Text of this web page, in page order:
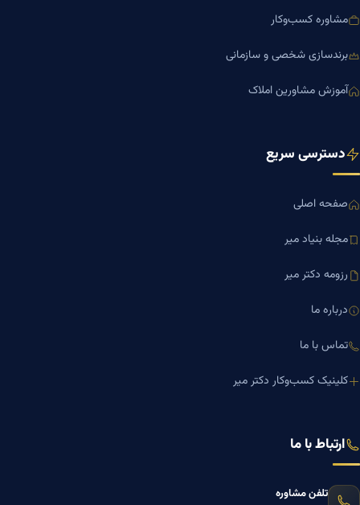
مشاوره کسب‌وکار
برندسازی شخصی و سازمانی
آموزش مشاورین املاک
دسترسی سریع
صفحه اصلی
مجله بنیاد میر
رزومه دکتر میر
درباره ما
تماس با ما
کلینیک کسب‌وکار دکتر میر
ارتباط با ما
تلفن مشاوره